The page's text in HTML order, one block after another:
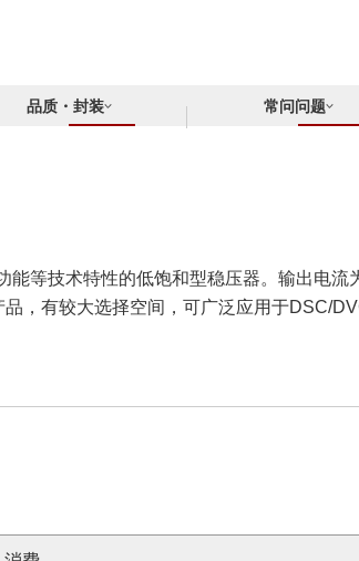
品质・封装 常问问题
等技术特性的低饱和型稳压器。输出电
，有较大选择空间，可广泛应用于DSC/